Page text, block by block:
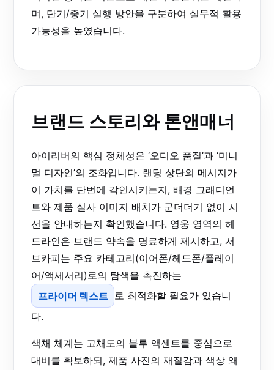
며, 단기/중기 실행 방안을 구분하여 실무적 활용
가능성을 높였습니다.
브랜드 스토리와 톤앤매너
아이리버의 핵심 정체성은 ‘오디오 품질’과 ‘미니
멀 디자인’의 조화입니다. 랜딩 상단의 메시지가
이 가치를 단번에 각인시키는지, 배경 그래디언
트와 제품 실사 이미지 배치가 군더더기 없이 시
선을 안내하는지 확인했습니다. 영웅 영역의 헤
드라인은 브랜드 약속을 명료하게 제시하고, 서
브카피는 주요 카테고리(이어폰/헤드폰/플레이
어/액세서리)로의 탐색을 촉진하는
프라이머 텍스트 로 최적화할 필요가 있습니
다.
색채 체계는 고채도의 블루 액센트를 중심으로
대비를 확보하되, 제품 사진의 재질감과 색상 왜